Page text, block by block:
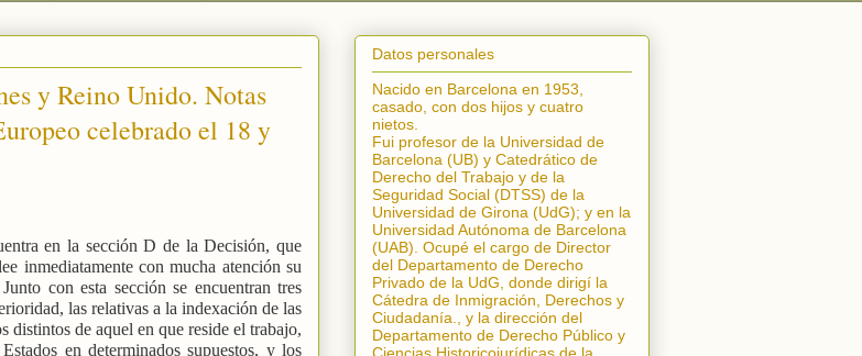
y Reino Unido. Notas
celebrado el 18 y
en la sección D de la Decisión, que
inmediatamente con mucha atención su
con esta sección se encuentran tres
las relativas a la indexación de las
distintos de aquel en que reside el trabajo,
en determinados supuestos, y los
Datos personales
Nacido en Barcelona en 1953,
casado, con dos hijos y cuatro
nietos.
Fui profesor de la Universidad de
Barcelona (UB) y Catedrático de
Derecho del Trabajo y de la
Seguridad Social (DTSS) de la
Universidad de Girona (UdG); y en la
Universidad Autónoma de Barcelona
(UAB). Ocupé el cargo de Director
del Departamento de Derecho
Privado de la UdG, donde dirigí la
Cátedra de Inmigración, Derechos y
Ciudadanía.
, y la dirección del
Departamento de Derecho Público y